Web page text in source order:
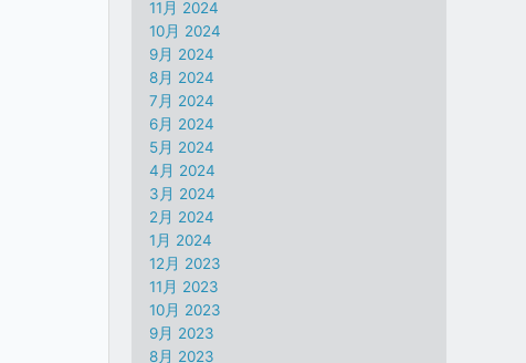
11月 2024
10月 2024
9月 2024
8月 2024
7月 2024
6月 2024
5月 2024
4月 2024
3月 2024
2月 2024
1月 2024
12月 2023
11月 2023
10月 2023
9月 2023
8月 2023